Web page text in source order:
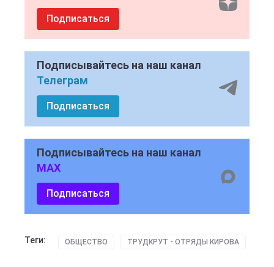
Подписаться
Подписывайтесь на наш канал
Телеграм
Подписаться
Подписывайтесь на наш канал
MAX
Подписаться
Теги: ОБЩЕСТВО ТРУДКРУТ - ОТРЯДЫ КИРОВА